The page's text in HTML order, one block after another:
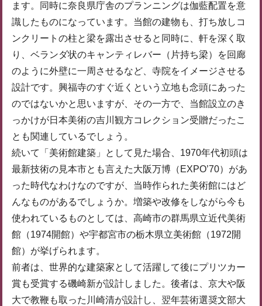
ます。同時に奈良県庁舎のプランニングは伽藍配置を意
識したものになっています。当館の建物も、打ち放しコ
ンクリートの柱と梁を露出させると同時に、軒を深く取
り、ベランダ状のキャンティレバー（片持ち梁）を回廊
のように外壁に一周させるなど、寺院をイメージさせる
設計です。興福寺のすぐ近くという立地も念頭にあった
のではないかと思いますが、その一方で、当館設立のき
っかけが日本美術の吉川観方コレクション受贈だったこ
とも関連しているでしょう。
続いて「美術館建築」として見た場合、1970年代初頭は
最新技術の見本市とも言えた大阪万博（EXPO’70）があ
った時代なわけなのですが、当時作られた美術館にはど
んなものがあるでしょうか。増築や改修をしながら今も
使われているものとしては、高崎市の群馬県立近代美術
館（1974開館）や宇都宮市の栃木県立美術館（1972開
館）が挙げられます。
前者は、世界的な建築家として活躍して後にプリツカー
賞も受賞する磯崎新が設計しました。後者は、京大や阪
大で教鞭も取った川崎清が設計し、翌年芸術選奨文部大